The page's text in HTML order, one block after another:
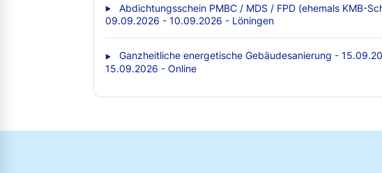
Abdichtungsschein PMBC / MDS / FPD (ehemals KMB-
09.09.2026 - 10.09.2026 - Löningen
Ganzheitliche energetische Gebäudesanierung -
15.09.2026 - Online